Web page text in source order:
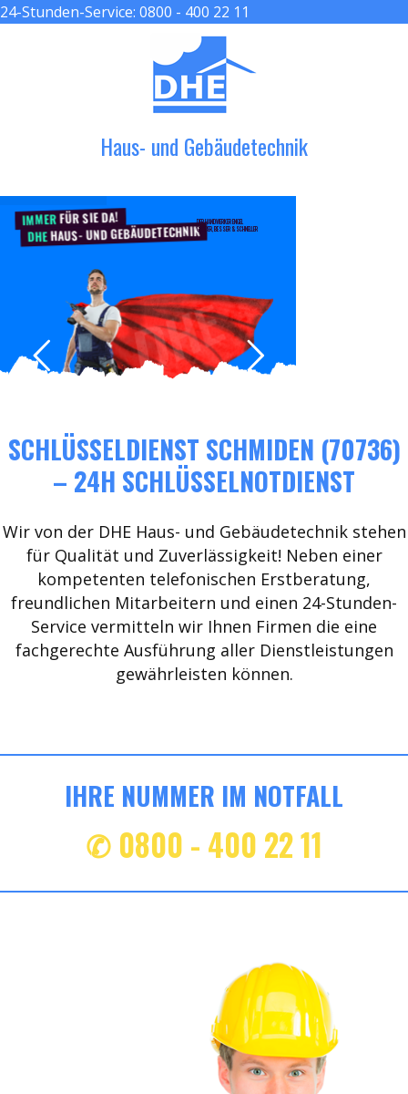
24-Stunden-Service: 0800 - 400 22 11
Haus- und Gebäudetechnik
IMMERFÜR SIE DA!
DHEHAUS- UND GEBÄUDETECHNIK
DER HANDWERKER ENGEL
GRÖßER, BESSER & SCHNELLER
SCHLÜSSELDIENST SCHMIDEN (70736)
– 24H SCHLÜSSELNOTDIENST
Wir von der DHE Haus- und Gebäudetechnik stehen
für Qualität und Zuverlässigkeit! Neben einer
kompetenten telefonischen Erstberatung,
freundlichen Mitarbeitern und einen 24-Stunden-
Service vermitteln wir Ihnen Firmen die eine
fachgerechte Ausführung aller Dienstleistungen
gewährleisten können.
IHRE NUMMER IM NOTFALL
✆ 0800 - 400 22 11